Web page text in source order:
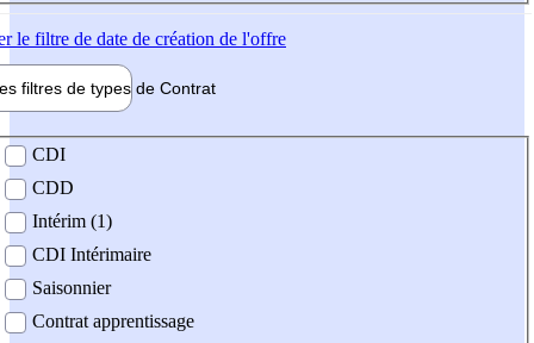
le filtre de date de création de l'offre
filtres de types de Contrat
contrat
CDI
CDD
Intérim (1)
CDI Intérimaire
Saisonnier
Contrat apprentissage